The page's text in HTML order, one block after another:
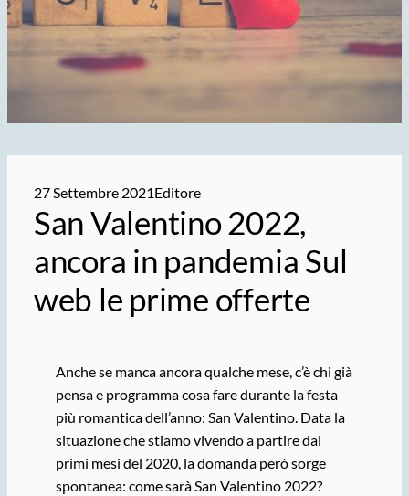
27 Settembre 2021Editore
San Valentino 2022,
ancora in pandemia Sul
web le prime offerte
Anche se manca ancora qualche mese, c’è chi già
pensa e programma cosa fare durante la festa
più romantica dell’anno: San Valentino. Data la
situazione che stiamo vivendo a partire dai
primi mesi del 2020, la domanda però sorge
spontanea: come sarà San Valentino 2022?